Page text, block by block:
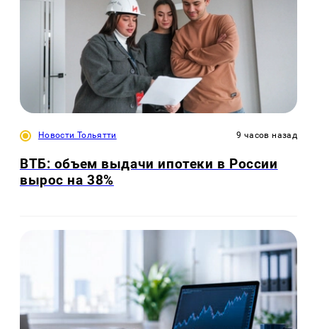
Новости Тольятти 9 часов назад
ВТБ: объем выдачи ипотеки в России
вырос на 38%